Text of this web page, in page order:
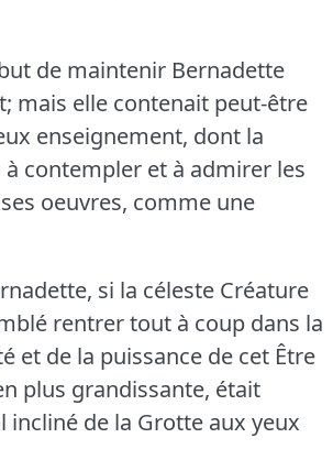
de maintenir Bernadette
mais elle contenait peut-être
enseignement, dont la
contempler et à admirer les
oeuvres, comme une
si la céleste Créature
rentrer tout à coup dans la
et de la puissance de cet Être
plus grandissante, était
de la Grotte aux yeux